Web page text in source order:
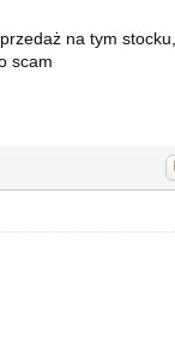
na tym
scam